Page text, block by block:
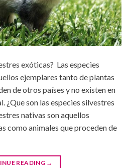
exóticas? Las especies
ejemplares tanto de plantas
de otros países y no existen en
¿Que son las especies silvestres
nativas son aquellos
como animales que proceden de
READING →